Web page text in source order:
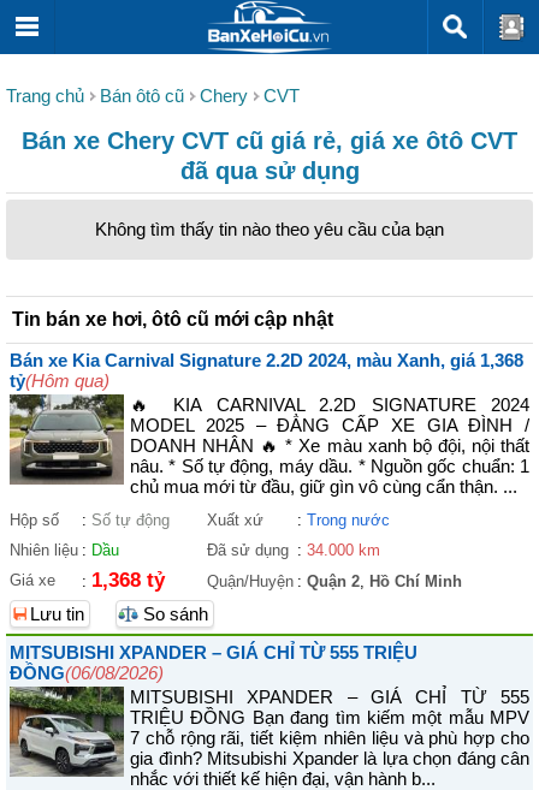
Trang chủ Bán ôtô cũ Chery CVT
Bán xe Chery CVT cũ giá rẻ, giá xe ôtô CVT
đã qua sử dụng
Không tìm thấy tin nào theo yêu cầu của bạn
Tin bán xe hơi, ôtô cũ mới cập nhật
Bán xe Kia Carnival Signature 2.2D 2024, màu Xanh, giá 1,368
tỷ(Hôm qua)
🔥 KIA CARNIVAL 2.2D SIGNATURE 2024
MODEL 2025 – ĐẲNG CẤP XE GIA ĐÌNH /
DOANH NHÂN 🔥 * Xe màu xanh bộ đội, nội thất
nâu. * Số tự động, máy dầu. * Nguồn gốc chuẩn: 1
chủ mua mới từ đầu, giữ gìn vô cùng cẩn thận. ...
Hộp số : Số tự động Xuất xứ : Trong nước
Nhiên liệu : Dầu Đã sử dụng : 34.000 km
Giá xe
: 1,368 tỷ Quận/Huyện : Quận 2, Hồ Chí Minh
Lưu tin
So sánh
MITSUBISHI XPANDER – GIÁ CHỈ TỪ 555 TRIỆU
ĐỒNG(06/08/2026)
MITSUBISHI XPANDER – GIÁ CHỈ TỪ 555
TRIỆU ĐỒNG Bạn đang tìm kiếm một mẫu MPV
7 chỗ rộng rãi, tiết kiệm nhiên liệu và phù hợp cho
gia đình? Mitsubishi Xpander là lựa chọn đáng cân
nhắc với thiết kế hiện đại, vận hành b...